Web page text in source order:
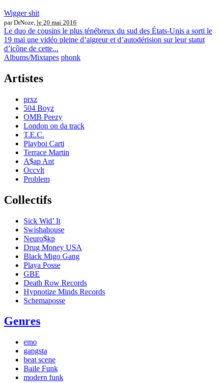
Wigger shit
par DrNoze, le 20 mai 2016
Le duo de cousins le plus ténébreux du sud des États-Unis a sorti le
19 mai une vidéo pleine d’aigreur et d’autodérision sur leur statut
d’icône de cette...
Albums/Mixtapes phonk
Artistes
prxz
504 Boyz
OMB Peezy
London on da track
T.E.C.
Playboi Carti
Terrace Martin
A$ap Ant
Occvlt
Problem
Collectifs
Sick Wid’ It
Swishahouse
Neuro$kp
Drug Money USA
Black Migo Gang
Playa Posse
GBE
Death Row Records
Hypnotize Minds Records
Schemaposse
Genres
emo
gangsta
beat scene
Baile Funk
modern funk